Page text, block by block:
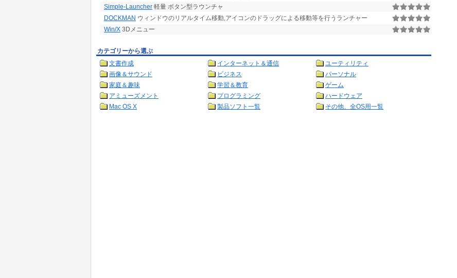
Simple-Launcher 軽量 ボタン型ラウンチャ
DOCKMAN ウィンドウのリアルタイム移動,アイコンのドラッグによる移動等を行うランチャー
Win/X 3Dメニュー
カテゴリーから選ぶ
文書作成
インターネット＆通信
ユーティリティ
画像＆サウンド
ビジネス
パーソナル
家庭＆趣味
学習＆教育
ゲーム
アミューズメント
プログラミング
ハードウェア
Mac OS X
製品ソフト一覧 その他、全OS用一覧